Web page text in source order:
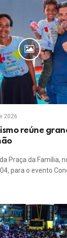
2026
reúne
Praça da Família,
para o evento